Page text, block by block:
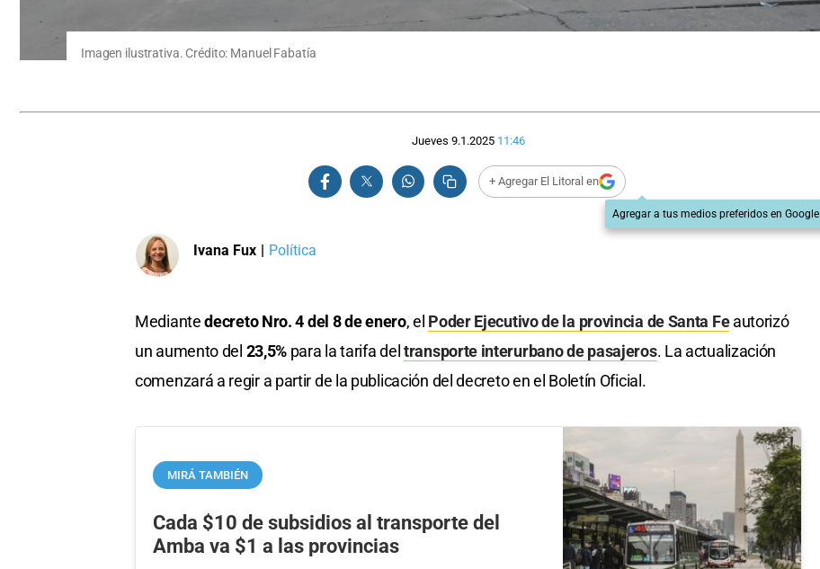
Imagen ilustrativa. Crédito: Manuel Fabatía
Jueves 9.1.2025 11:46
+ Agregar El Litoral en
Agregar a tus medios preferidos en Google
Ivana Fux | Política
Mediantedecreto Nro. 4 del 8 de enero, el Poder Ejecutivo de la provincia de Santa Feautorizó
un aumento del 23,5% para la tarifa del transporte interurbano de pasajeros. La actualización
comenzará a regir a partir de la publicación del decreto en el Boletín Oficial.
MIRÁ TAMBIÉN
Cada $10 de subsidios al transporte del
Amba va $1 a las provincias